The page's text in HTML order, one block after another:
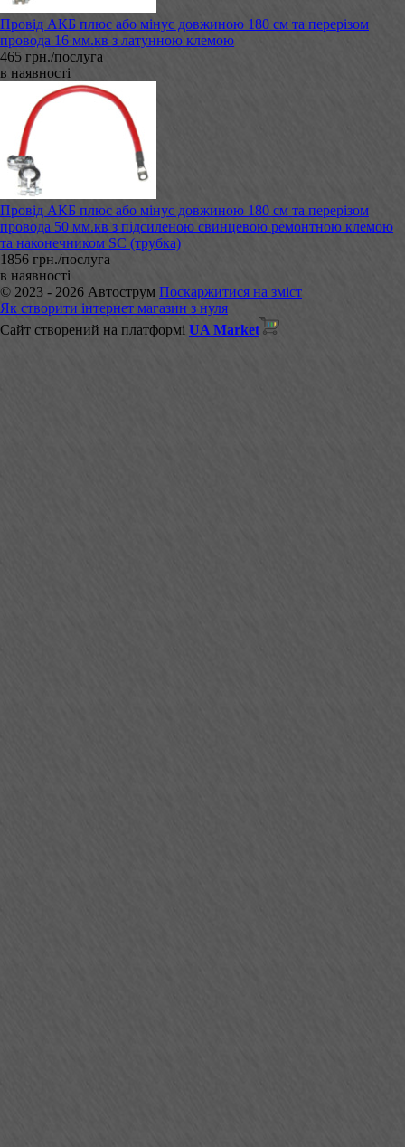
Провід АКБ плюс або мінус довжиною 180 см та перерізом
провода 16 мм.кв з латунною клемою
465 грн./послуга
в наявності
Провід АКБ плюс або мінус довжиною 180 см та перерізом
провода 50 мм.кв з підсиленою свинцевою ремонтною клемою
та наконечником SC (трубка)
1856 грн./послуга
в наявності
© 2023 - 2026 Автострум Поскаржитися на зміст
Як створити інтернет магазин з нуля
Сайт створений на платформі UA Market